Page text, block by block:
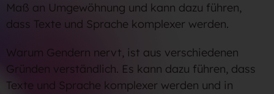
Maß an Umgewöhnung und kann dazu führen,
dass Texte und Sprache komplexer werden.
Warum Gendern nervt, ist aus verschiedenen
Gründen verständlich. Es kann dazu führen, dass
Texte und Sprache komplexer werden und in